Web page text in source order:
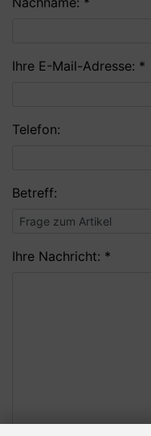
Ihre E-Mail-Adresse: *
Telefon:
Betreff:
Ihre Nachricht: *